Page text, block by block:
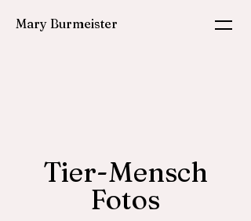
Mary Burmeister
Tier-Mensch
Fotos